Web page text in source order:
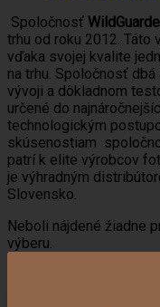
Spoločnosť
trhu od roku 2012.
vďaka svojej kvalite
na trhu. Spoločnosť
vývoji a dôkladnom
určené do
technologickým
skúsenostiam
patrí k elite výrobcov
je výhradným
Slovensko.
Neboli nájdené žiadne
výberu.